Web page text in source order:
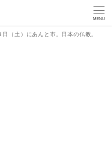
MENU
（土）にあんと市。日本の仏教。